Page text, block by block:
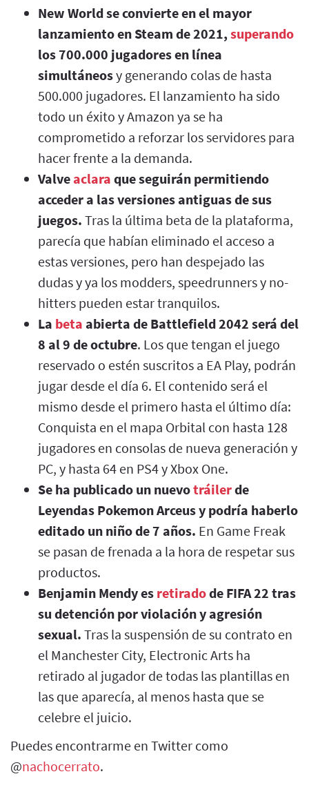
New World se convierte en el mayor
lanzamiento en Steam de 2021, superando
los 700.000 jugadores en línea
simultáneosy generando colas de hasta
500.000 jugadores. El lanzamiento ha sido
todo un éxito y Amazon ya se ha
comprometido a reforzar los servidores para
hacer frente a la demanda.
Valve aclara que seguirán permitiendo
acceder a las versiones antiguas de sus
juegos. Tras la última beta de la plataforma,
parecía que habían eliminado el acceso a
estas versiones, pero han despejado las
dudas y ya los modders, speedrunners y no-
hitters pueden estar tranquilos.
La beta abierta de Battlefield 2042 será del
8 al 9 de octubre. Los que tengan el juego
reservado o estén suscritos a EA Play, podrán
jugar desde el día 6. El contenido será el
mismo desde el primero hasta el último día:
Conquista en el mapa Orbital con hasta 128
jugadores en consolas de nueva generación y
PC, y hasta 64 en PS4 y Xbox One.
Se ha publicado un nuevotráilerde
Leyendas Pokemon Arceus y podría haberlo
editado un niño de 7 años. En Game Freak
se pasan de frenada a la hora de respetar sus
productos.
Benjamin Mendy es retiradode FIFA 22 tras
su detención por violación y agresión
sexual. Tras la suspensión de su contrato en
el Manchester City, Electronic Arts ha
retirado al jugador de todas las plantillas en
las que aparecía, al menos hasta que se
celebre el juicio.
Puedes encontrarme en Twitter como
@nachocerrato.